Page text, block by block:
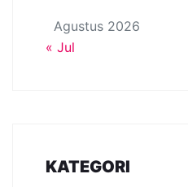
Agustus 2026
« Jul
KATEGORI